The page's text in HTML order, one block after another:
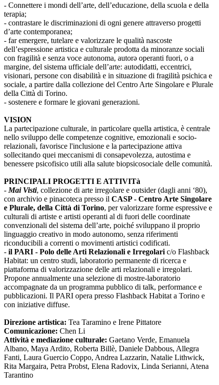
- Connettere i mondi dell’arte, dell’educazione, della scuola e della
terapia;
- contrastare le discriminazioni di ogni genere attraverso progetti
d’arte contemporanea;
- far emergere, tutelare e valorizzare le qualità nascoste
dell’espressione artistica e culturale prodotta da minoranze sociali
con fragilità e senza voce autonoma, autorə operanti fuori, o a
margine, del sistema ufficiale dell’arte: autodidatti, eccentrici,
visionari, persone con disabilità e in situazione di fragilità psichica e
sociale, a partire dalla collezione del Centro Arte Singolare e Plurale
della Città di Torino.
- sostenere e formare le giovani generazioni.
VISION
La partecipazione culturale, in particolare quella artistica, è centrale
nello sviluppo delle competenze cognitive, emozionali e socio-
relazionali, favorisce l'inclusione e la partecipazione attiva
sollecitando quei meccanismi di consapevolezza, autostima e
benessere psicofisico utili alla salute biopsicosociale delle comunità.
PRINCIPALI PROGETTI E ATTIVITà
- Mai Visti, collezione di arte irregolare e outsider (dagli anni ‘80),
con archivio e pinacoteca presso il CASP - Centro Arte Singolare
e Plurale, della Città di Torino, per valorizzare forme espressive e
culturali di artiste e artisti operanti al di fuori delle coordinate
convenzionali del sistema dell’arte, poiché sviluppano il proprio
linguaggio creativo in modo autonomo, senza riferimenti
riconducibili a correnti o movimenti artistici codificati.
- il PARI - Polo delle Arti Relazionali e Irregolari c/o Flashback
Habitat: un centro studi, laboratorio permanente di ricerca e
piattaforma di valorizzazione delle arti relazionali e irregolari.
Propone annualmente una selezione di mostre-laboratorio
accompagnate da un programma pubblico di talk, performance e
pubblicazioni. Il PARI opera presso Flashback Habitat a Torino e
con iniziative diffuse.
Direzione artistica: Tea Taramino e Irene Pittatore
Comunicazione: Chen Li
Attività e mediazione culturale: Gaetano Verde, Emanuela
Albano, Maya Ardito, Roberta Billè, Daniele Dabbous, Allegra
Fanti, Laura Guercio Coppo, Andrea Lazzarin, Natalie Lithwick,
Rita Margaira, Petra Probst, Elena Radovix, Linda Serianni, Atena
Tarantino